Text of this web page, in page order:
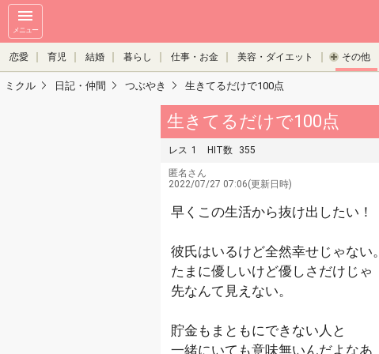
メニュー
恋愛 育児 結婚 暮らし 仕事・お金 美容・ダイエット その他
ミクル 日記・仲間 つぶやき 生きてるだけで100点
生きてるだけで100点
レス 1 HIT数 355
匿名さん
2022/07/27 07:06(更新日時)
早くこの生活から抜け出したい！
彼氏はいるけど全然幸せじゃない。
たまに優しいけど優しさだけじゃ
先なんて見えない。
貯金もまともにできない人と
一緒にいても意味無いんだよなあ